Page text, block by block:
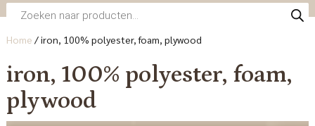
Producten
zoeken
Home /iron, 100% polyester, foam, plywood
iron, 100% polyester, foam,
plywood